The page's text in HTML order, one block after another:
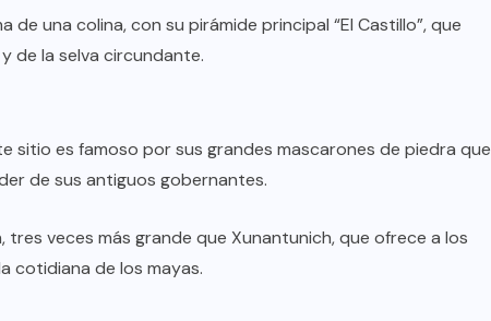
de una colina, con su pirámide principal “El Castillo”, que
de la selva circundante.
sitio es famoso por sus grandes mascarones de piedra que
de sus antiguos gobernantes.
tres veces más grande que Xunantunich, que ofrece a los
cotidiana de los mayas.